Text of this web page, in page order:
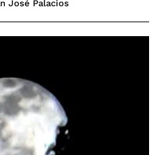
José Palacios